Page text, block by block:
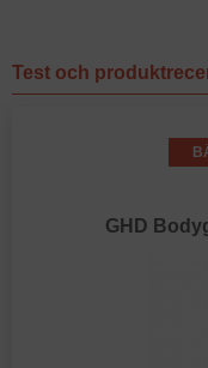
Test och
GHD